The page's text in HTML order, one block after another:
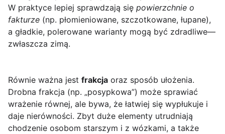
W praktyce lepiej sprawdzają się powierzchnie o
fakturze (np. płomieniowane, szczotkowane, łupane),
a gładkie, polerowane warianty mogą być zdradliwe—
zwłaszcza zimą.
Równie ważna jest frakcja oraz sposób ułożenia.
Drobna frakcja (np. „posypkowa”) może sprawiać
wrażenie równej, ale bywa, że łatwiej się wypłukuje i
daje nierówności. Zbyt duże elementy utrudniają
chodzenie osobom starszym i z wózkami, a także